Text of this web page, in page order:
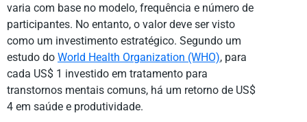
varia com base no modelo, frequência e número de
participantes. No entanto, o valor deve ser visto
como um investimento estratégico. Segundo um
estudo do World Health Organization (WHO), para
cada US$ 1 investido em tratamento para
transtornos mentais comuns, há um retorno de US$
4 em saúde e produtividade.